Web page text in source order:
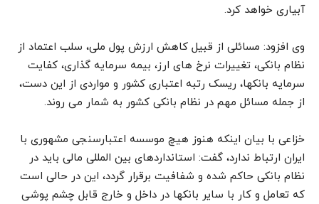
آبیاری خواهد کرد.
وی افزود: مسائلی از قبیل کاهش ارزش پول ملی، سلب اعتماد از
نظام بانکی، تغییرات نرخ های ارز، بیمه سرمایه گذاری، کفایت
سرمایه بانکها، ریسک رتبه اعتباری کشور و مواردی از این دست،
از جمله مسائل مهم در نظام بانکی کشور به شمار می روند.
خزاعی با بیان اینکه هنوز هیچ موسسه اعتبارسنجی مشهوری با
ایران ارتباط ندارد، گفت: استانداردهای بین المللی مالی باید در
نظام بانکی حاکم شده و شفافیت برقرار گردد، این در حالی است
که تعامل و کار با سایر بانکها در داخل و خارج قابل چشم پوشی